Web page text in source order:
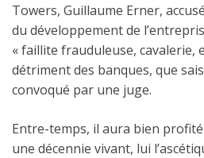
Towers, Guillaume Erner,
du développement de
« faillite frauduleuse, cavalerie,
détriment des banques, que
convoqué par une juge.
Entre-temps, il aura bien
une décennie vivant, lui